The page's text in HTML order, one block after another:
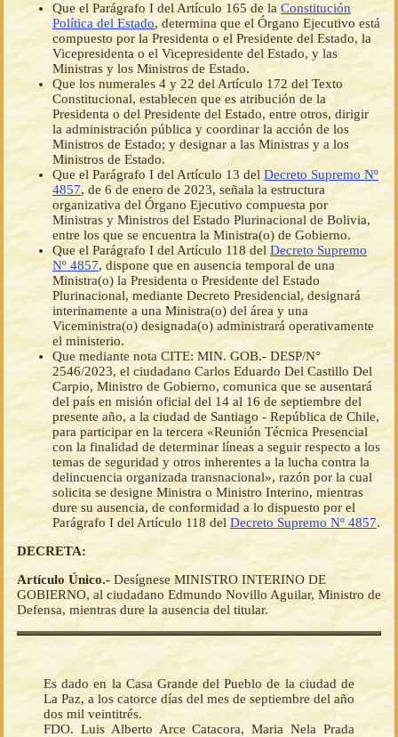
Que el Parágrafo I del Artículo 165 de la Constitución
Política del Estado, determina que el Órgano Ejecutivo está
compuesto por la Presidenta o el Presidente del Estado, la
Vicepresidenta o el Vicepresidente del Estado, y las
Ministras y los Ministros de Estado.
Que los numerales 4 y 22 del Artículo 172 del Texto
Constitucional, establecen que es atribución de la
Presidenta o del Presidente del Estado, entre otros, dirigir
la administración pública y coordinar la acción de los
Ministros de Estado; y designar a las Ministras y a los
Ministros de Estado.
Que el Parágrafo I del Artículo 13 del Decreto Supremo Nº
4857, de 6 de enero de 2023, señala la estructura
organizativa del Órgano Ejecutivo compuesta por
Ministras y Ministros del Estado Plurinacional de Bolivia,
entre los que se encuentra la Ministra(o) de Gobierno.
Que el Parágrafo I del Artículo 118 del Decreto Supremo
Nº 4857, dispone que en ausencia temporal de una
Ministra(o) la Presidenta o Presidente del Estado
Plurinacional, mediante Decreto Presidencial, designará
interinamente a una Ministra(o) del área y una
Viceministra(o) designada(o) administrará operativamente
el ministerio.
Que mediante nota CITE: MIN. GOB.- DESP/N°
2546/2023, el ciudadano Carlos Eduardo Del Castillo Del
Carpio, Ministro de Gobierno, comunica que se ausentará
del país en misión oficial del 14 al 16 de septiembre del
presente año, a la ciudad de Santiago - República de Chile,
para participar en la tercera «Reunión Técnica Presencial
con la finalidad de determinar líneas a seguir respecto a los
temas de seguridad y otros inherentes a la lucha contra la
delincuencia organizada transnacional», razón por la cual
solicita se designe Ministra o Ministro Interino, mientras
dure su ausencia, de conformidad a lo dispuesto por el
Parágrafo I del Artículo 118 del Decreto Supremo Nº 4857.
DECRETA:
Artículo Único.- Desígnese MINISTRO INTERINO DE
GOBIERNO, al ciudadano Edmundo Novillo Aguilar, Ministro de
Defensa, mientras dure la ausencia del titular.
Es dado en la Casa Grande del Pueblo de la ciudad de
La Paz, a los catorce días del mes de septiembre del año
dos mil veintitrés.
FDO. Luis Alberto Arce Catacora, Maria Nela Prada